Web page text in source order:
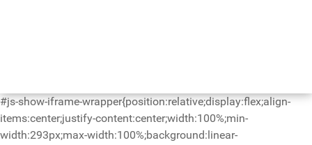
#js-show-iframe-wrapper{position:relative;display:flex;align-
items:center;justify-content:center;width:100%;min-
width:293px;max-width:100%;background:linear-